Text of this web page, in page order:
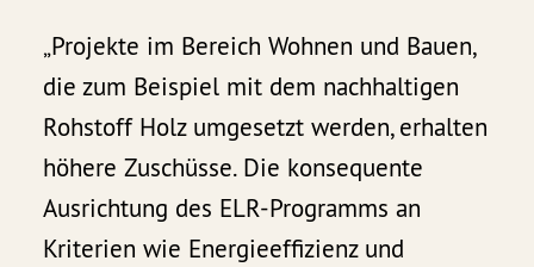
„Projekte im Bereich Wohnen und Bauen,
die zum Beispiel mit dem nachhaltigen
Rohstoff Holz umgesetzt werden, erhalten
höhere Zuschüsse. Die konsequente
Ausrichtung des ELR-Programms an
Kriterien wie Energieeffizienz und